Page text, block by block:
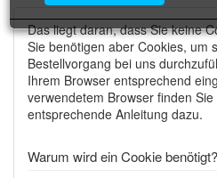
Das liegt daran, dass Sie keine
Sie benötigen aber Cookies, um
Bestellvorgang bei uns
Ihrem Browser entsprechend
verwendetem Browser finden
entsprechende Anleitung dazu.
Warum wird ein Cookie benötigt?